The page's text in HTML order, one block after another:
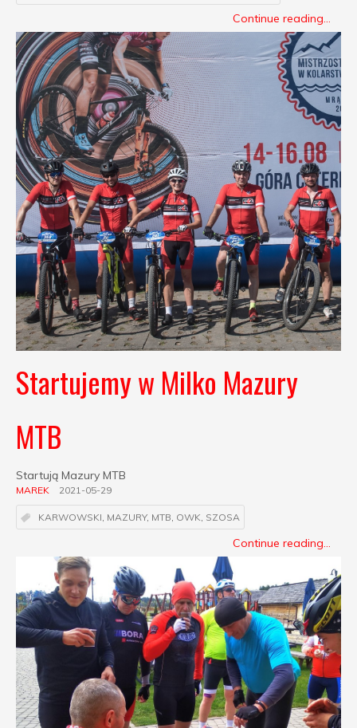
Continue reading...
Startujemy w Milko Mazury
MTB
Startują Mazury MTB
MAREK 2021-05-29
KARWOWSKI, MAZURY, MTB, OWK, SZOSA
Continue reading...